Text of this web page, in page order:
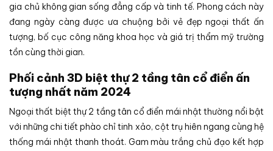
gia chủ không gian sống đẳng cấp và tinh tế. Phong cách này
đang ngày càng được ưa chuộng bởi vẻ đẹp ngoại thất ấn
tượng, bố cục công năng khoa học và giá trị thẩm mỹ trường
tồn cùng thời gian.
Phối cảnh 3D biệt thự 2 tầng tân cổ điển ấn
tượng nhất năm 2024
Ngoại thất biệt thự 2 tầng tân cổ điển mái nhật thường nổi bật
với những chi tiết phào chỉ tinh xảo, cột trụ hiên ngang cùng hệ
thống mái nhật thanh thoát. Gam màu trắng chủ đạo kết hợp